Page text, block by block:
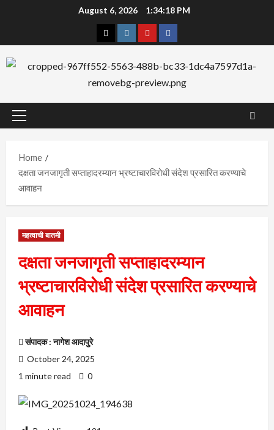
August 6, 2026 1:34:19 PM
TwitterInstagram
YouTubeFacebook
Primary
Home
दक्षता जनजागृती सप्ताहादरम्यान भ्रष्टाचारविरोधी संदेश प्रसारित करण्याचे
आवाहन
महत्वाची बातमी
दक्षता जनजागृती सप्ताहादरम्यान
भ्रष्टाचारविरोधी संदेश प्रसारित करण्याचे
आवाहन
संपादक : नागेश आदापुरे
October 24, 2025
1 minute read
0